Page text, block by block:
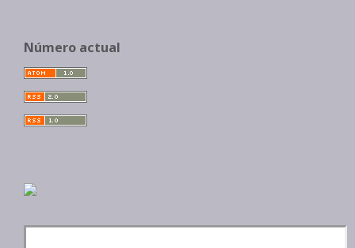
Número actual